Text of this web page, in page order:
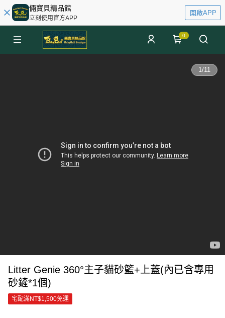
倆寶貝精品館
立刻使用官方APP
開啟APP
0
1/11
Litter Genie 360°主子貓砂籃+上蓋(內已含專用
砂鏟*1個)
宅配滿NT$1,500免運